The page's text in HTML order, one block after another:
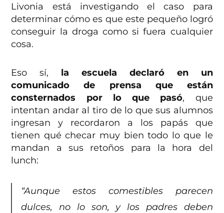
Livonia está investigando el caso para
determinar cómo es que este pequeño logró
conseguir la droga como si fuera cualquier
cosa.
Eso sí, la escuela declaró en un
comunicado de prensa que están
consternados por lo que pasó, que
intentan andar al tiro de lo que sus alumnos
ingresan y recordaron a los papás que
tienen qué checar muy bien todo lo que le
mandan a sus retoños para la hora del
lunch:
“Aunque estos comestibles parecen
dulces, no lo son, y los padres deben